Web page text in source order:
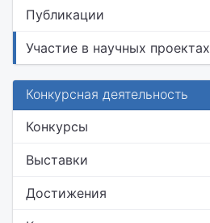
Публикации
Участие в научных проектах
Конкурсная деятельность
Конкурсы
Выставки
Достижения